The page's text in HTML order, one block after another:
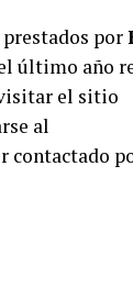
por
último año
visitar el sitio
al
contactado